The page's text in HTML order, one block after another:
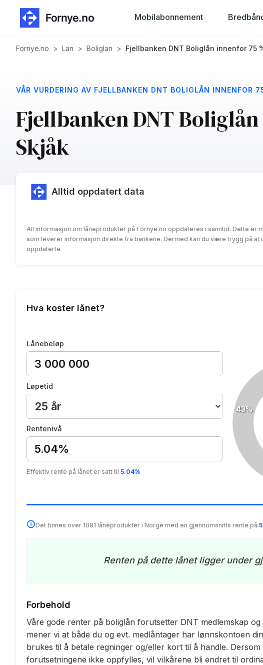
Mobilabonnement
Fornye.no > Lan > Boliglan > Fjellbanken DNT Boliglån innenfor 75
VÅR VURDERING AV FJELLBANKEN DNT BOLIGLÅN INNENFOR
Fjellbanken DNT
Skjåk
Alltid oppdatert data
All informasjon om låneprodukter på Fornye.no oppdateres i sanntid. Dette er
som leverer informasjon direkte fra bankene. Dermed kan du være trygg på at
oppdaterte.
Hva koster lånet?
Lånebeløp
Løpetid
Rentenivå
5.04%
Effektiv rente på lånet er satt til 5.04%
43%
Det finnes over 1091 låneprodukter i Norge med en gjennomsnitts rente på
Renten på dette lånet ligger under
Forbehold
Våre gode renter på boliglån forutsetter DNT medlemskap
mener vi at både du og evt. medlåntager har lønnskontoen
brukes til å betale regninger og/eller kort til å handle.
forutsetningene ikke oppfylles, vil vilkårene bli endret til